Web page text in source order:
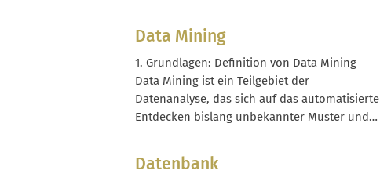
Unternehmen verlassen oder in falsche
Hände geraten. Der Begriff wird häufig
synonym mit Data Loss Prevention verwendet,
technisch geht...
Data Mining
1. Grundlagen: Definition von Data Mining
Data Mining ist ein Teilgebiet der
Datenanalyse, das sich auf das automatisierte
Entdecken bislang unbekannter Muster und
konzentriert. Es nutzt statistische Verfahren,
maschinelles Lernen und Algorithmen, um
Datenbank